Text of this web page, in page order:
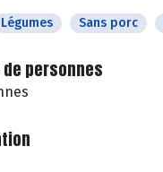
Légumes Sans porc
de personnes